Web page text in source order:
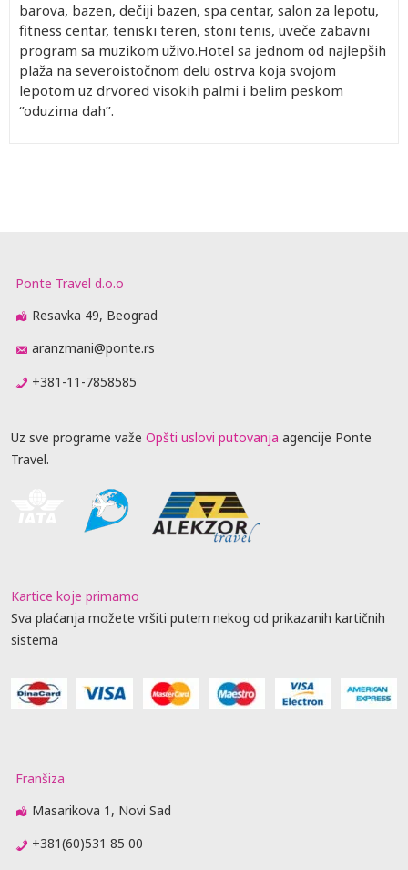
barova, bazen, dečiji bazen, spa centar, salon za lepotu,
fitness centar, teniski teren, stoni tenis, uveče zabavni
program sa muzikom uživo.Hotel sa jednom od najlepših
plaža na severoistočnom delu ostrva koja svojom
lepotom uz drvored visokih palmi i belim peskom
‘’oduzima dah’’.
Ponte Travel d.o.o
Resavka 49, Beograd
aranzmani@ponte.rs
+381-11-7858585
Uz sve programe važe Opšti uslovi putovanja agencije Ponte
Travel.
Kartice koje primamo
Sva plaćanja možete vršiti putem nekog od prikazanih kartičnih
sistema
Franšiza
Masarikova 1, Novi Sad
+381(60)531 85 00